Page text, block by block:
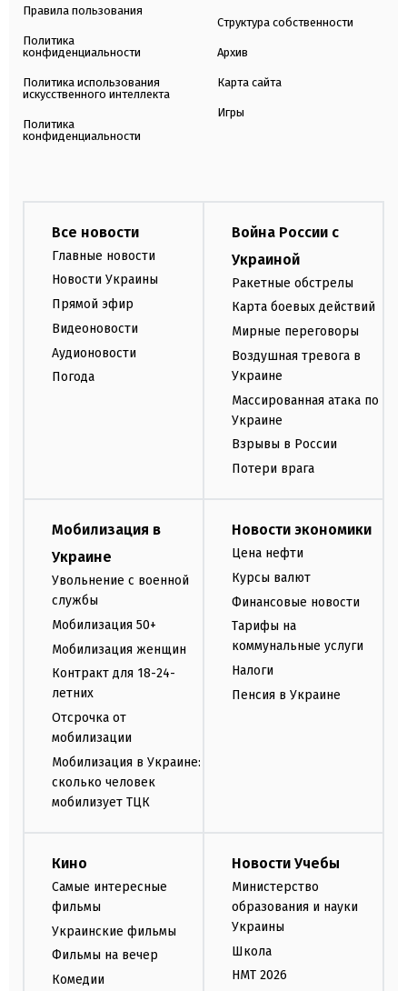
Правила пользования
Политика
конфиденциальности
Политика использования
искусственного интеллекта
Политика
конфиденциальности
Структура собственности
Архив
Карта сайта
Игры
Все новости
Главные новости
Новости Украины
Прямой эфир
Видеоновости
Аудионовости
Погода
Война России с
Украиной
Ракетные обстрелы
Карта боевых действий
Мирные переговоры
Воздушная тревога в
Украине
Массированная атака по
Украине
Взрывы в России
Потери врага
Мобилизация в
Украине
Увольнение с военной
службы
Мобилизация 50+
Мобилизация женщин
Контракт для 18-24-
летних
Отсрочка от
мобилизации
Мобилизация в Украине:
сколько человек
мобилизует ТЦК
Новости экономики
Цена нефти
Курсы валют
Финансовые новости
Тарифы на
коммунальные услуги
Налоги
Пенсия в Украине
Кино
Самые интересные
фильмы
Украинские фильмы
Фильмы на вечер
Комедии
Новости Учебы
Министерство
образования и науки
Украины
Школа
НМТ 2026